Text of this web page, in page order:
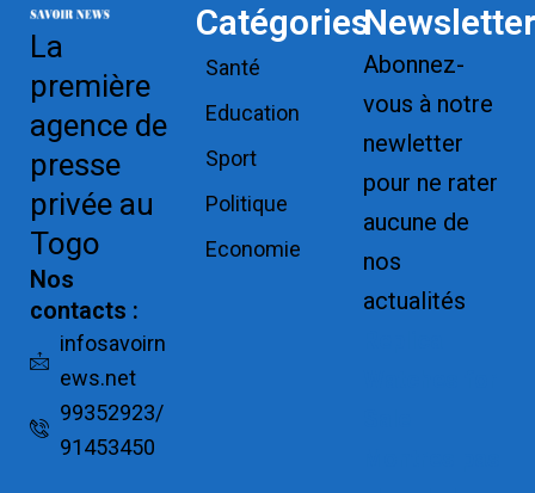
La
première
agence de
presse
privée au
Togo
Nos
contacts :
infosavoirn
ews.net
99352923/
91453450
Catégories
Santé
Education
Sport
Politique
Economie
Newsletter
Abonnez-
vous à notre
newletter
pour ne rater
aucune de
nos
actualités